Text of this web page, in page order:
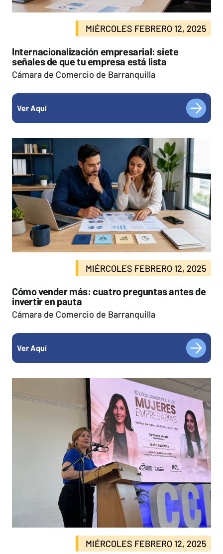
MIÉRCOLES FEBRERO 12, 2025
Internacionalización empresarial: siete
señales de que tu empresa está lista
Cámara de Comercio de Barranquilla
Ver Aquí
MIÉRCOLES FEBRERO 12, 2025
Cómo vender más: cuatro preguntas antes de
invertir en pauta
Cámara de Comercio de Barranquilla
Ver Aquí
MIÉRCOLES FEBRERO 12, 2025